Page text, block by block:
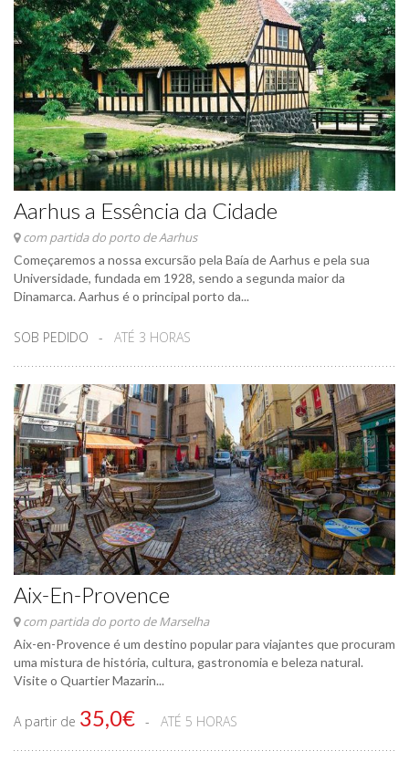
Aarhus a Essência da Cidade
com partida do porto de Aarhus
Começaremos a nossa excursão pela Baía de Aarhus e pela sua
Universidade, fundada em 1928, sendo a segunda maior da
Dinamarca. Aarhus é o principal porto da...
SOB PEDIDO ATÉ 3 HORAS
Aix-En-Provence
com partida do porto de Marselha
Aix-en-Provence é um destino popular para viajantes que procuram
uma mistura de história, cultura, gastronomia e beleza natural.
Visite o Quartier Mazarin...
A partir de 35,0€ ATÉ 5 HORAS